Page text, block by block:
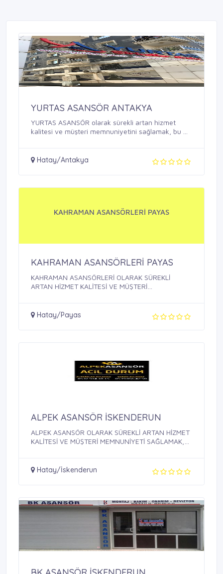
YURTAS ASANSÖR ANTAKYA
YURTAS ASANSÖR olarak sürekli artan hizmet
kalitesi ve müşteri memnuniyetini sağlamak, bu ...
Hatay/Antakya
KAHRAMAN ASANSÖRLERİ PAYAS
KAHRAMAN ASANSÖRLERİ PAYAS
KAHRAMAN ASANSÖRLERİ OLARAK SÜREKLİ
ARTAN HİZMET KALİTESİ VE MÜŞTERİ
Hatay/Payas
ALPEK ASANSÖR İSKENDERUN
ALPEK ASANSÖR OLARAK SÜREKLİ ARTAN HİZMET
KALİTESİ VE MÜŞTERİ MEMNUNİYETİ SAĞLAMAK,
Hatay/İskenderun